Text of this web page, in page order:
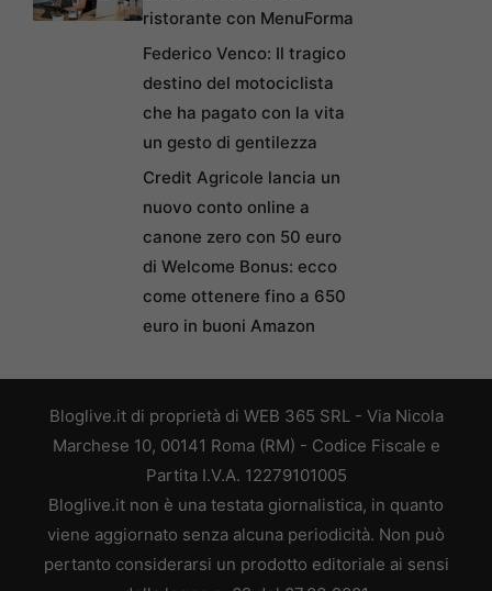
ristorante con MenuForma
Federico Venco: Il tragico
destino del motociclista
che ha pagato con la vita
un gesto di gentilezza
Credit Agricole lancia un
nuovo conto online a
canone zero con 50 euro
di Welcome Bonus: ecco
come ottenere fino a 650
euro in buoni Amazon
Bloglive.it di proprietà di WEB 365 SRL - Via Nicola
Marchese 10, 00141 Roma (RM) - Codice Fiscale e
Partita I.V.A. 12279101005
Bloglive.it non è una testata giornalistica, in quanto
viene aggiornato senza alcuna periodicità. Non può
pertanto considerarsi un prodotto editoriale ai sensi